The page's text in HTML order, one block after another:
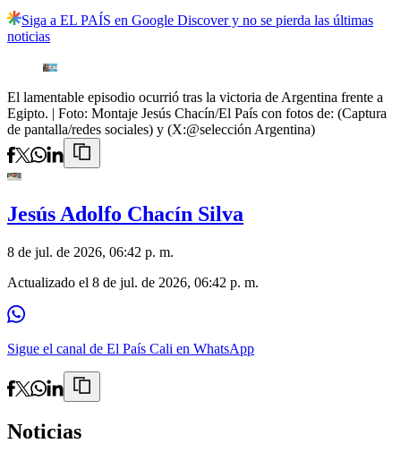
Siga a EL PAÍS en Google Discover y no se pierda las últimas
noticias
El lamentable episodio ocurrió tras la victoria de Argentina frente a
Egipto. | Foto: Montaje Jesús Chacín/El País con fotos de: (Captura
de pantalla/redes sociales) y (X:@selección Argentina)
Jesús Adolfo Chacín Silva
8 de jul. de 2026, 06:42 p. m.
Actualizado el 8 de jul. de 2026, 06:42 p. m.
Sigue el canal de El País Cali en WhatsApp
Noticias